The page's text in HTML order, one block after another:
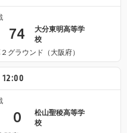
74
大分東明高等学
校
ラウンド（大阪府）
12:00
0
松山聖稜高等学
校